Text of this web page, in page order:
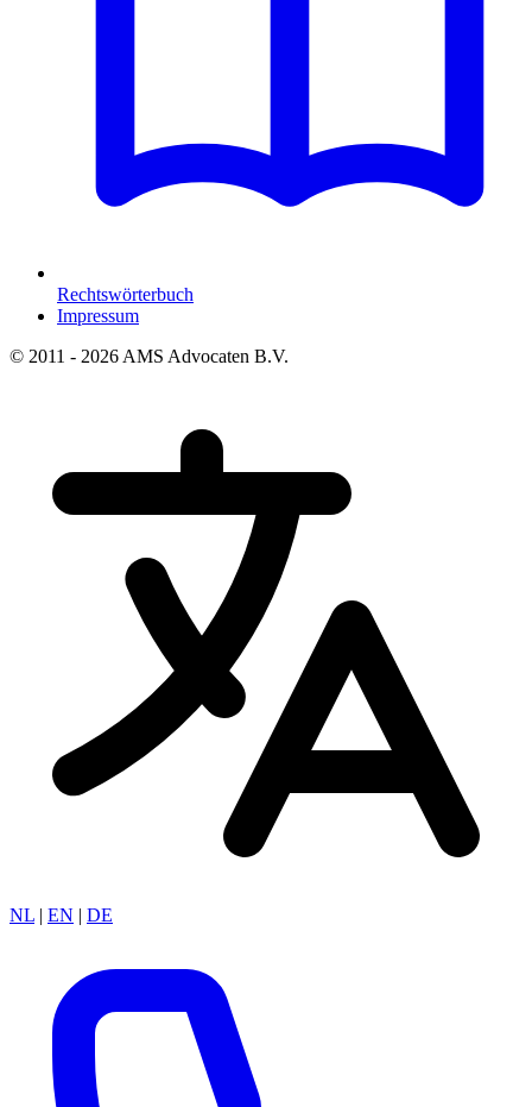
Rechtswörterbuch
Impressum
© 2011 - 2026 AMS Advocaten B.V.
NL | EN | DE